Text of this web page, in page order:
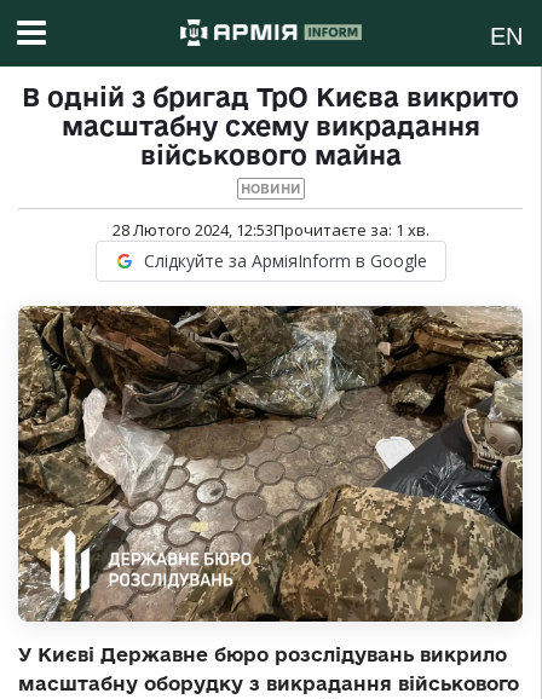
EN
В одній з бригад ТрО Києва викрито
масштабну схему викрадання
військового майна
НОВИНИ
28 Лютого 2024, 12:53Прочитаєте за: 1 хв.
Слідкуйте за АрміяInform в Google
У Києві Державне бюро розслідувань викрило
масштабну оборудку з викрадання військового